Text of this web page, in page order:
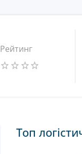
Рейтинг
Топ